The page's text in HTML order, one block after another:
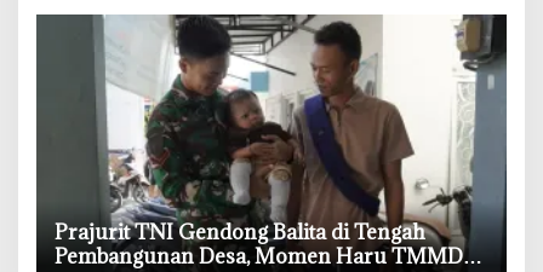
‎Prajurit TNI Gendong Balita di Tengah
Pembangunan Desa, Momen Haru TMMD